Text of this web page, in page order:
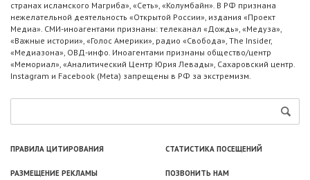
странах исламского Магриба», «Сеть», «Колумбайн». В РФ признана
нежелательной деятельность «Открытой России», издания «Проект
Медиа». СМИ-иноагентами признаны: телеканал «Дождь», «Медуза»,
«Важные истории», «Голос Америки», радио «Свобода», The Insider,
«Медиазона», ОВД-инфо. Иноагентами признаны общество/центр
«Мемориал», «Аналитический Центр Юрия Левады», Сахаровский центр.
Instagram и Facebook (Metа) запрещены в РФ за экстремизм.
ПРАВИЛА ЦИТИРОВАНИЯ СТАТИСТИКА ПОСЕЩЕНИЙ
РАЗМЕЩЕНИЕ РЕКЛАМЫ ПОЗВОНИТЬ НАМ